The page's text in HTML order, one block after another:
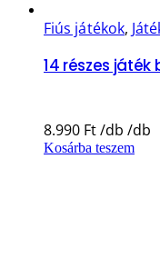
Fiús játékok,
14 részes
8.990 Ft
Kosárba teszem